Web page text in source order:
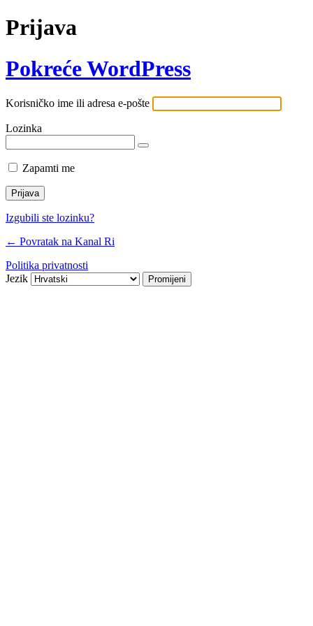
Prijava
Pokreće WordPress
Korisničko ime ili adresa e-pošte
Lozinka
Zapamti me
Izgubili ste lozinku?
← Povratak na Kanal Ri
Politika privatnosti
Jezik